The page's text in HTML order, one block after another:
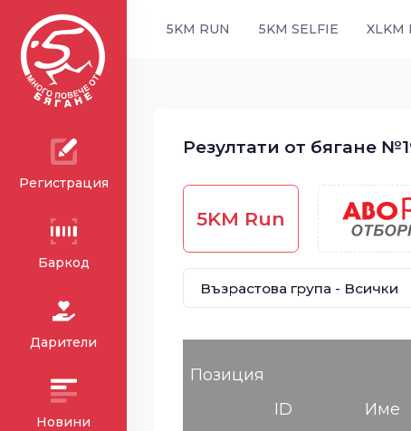
Регистрация
Баркод
Дарители
Новини
5KM RUN 5KM SELFIE XLKM
Резултати от бягане
5KM Run
Позиция
ID
Име